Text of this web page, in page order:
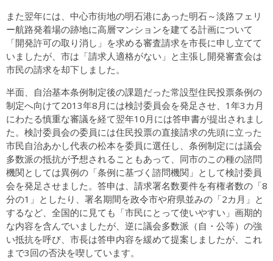
また翌年には、中心市街地の明石港にあった明石～淡路フェリ
ー航路発着場の跡地に高層マンションを建てる計画について
「開発許可の取り消し」を求める審査請求を市長に申し立てて
いましたが、市は「請求人適格がない」と主張し開発審査会は
市民の請求を却下しました。
半面、自治基本条例制定後の課題だった常設型住民投票条例の
制定へ向けて2013年8月には検討委員会を発足させ、1年3カ月
にわたる慎重な審議を経て翌年10月には答申書が提出されまし
た。検討委員会の委員には住民投票の直接請求の先頭に立った
市民自治あかし代表の松本を委員に選任し、条例制定には議会
多数派の抵抗が予想されることもあって、同市のこの種の諮問
機関としては異例の「条例に基づく諮問機関」として検討委員
会を発足させました。答申は、請求署名数要件を有権者数の「8
分の1」としたり、署名期間を政令市や府県並みの「2カ月」と
するなど、全国的に見ても「市民にとって使いやすい」画期的
な内容を含んでいましたが、逆に議会多数派（自・公等）の強
い抵抗を呼び、市長は答申内容を緩めて提案しましたが、これ
まで3回の否決を喫しています。